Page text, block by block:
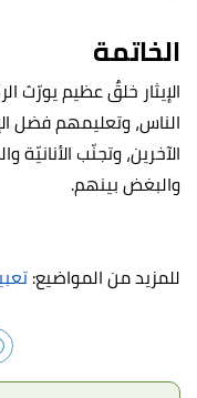
الخاتمة
الإيثار خلقٌ عظيم يورّث
الناس، وتعليمهم فضل
الآخرين، وتجنّب
والبغض بينهم.
للمزيد من المواضيع: